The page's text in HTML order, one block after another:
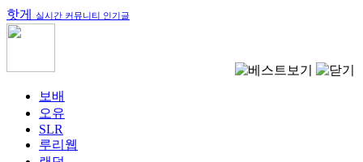
핫게 실시간 커뮤니티 인기글
보배
오유
SLR
루리웹